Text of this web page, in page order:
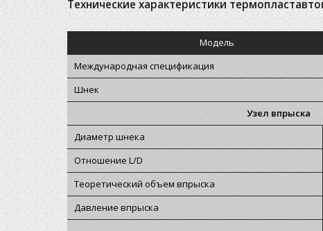
Технические характеристики
Модель
Международная спецификация
Шнек
Узел впрыска
Диаметр шнека
Отношение L/D
Теоретический объем впрыска
Давление впрыска